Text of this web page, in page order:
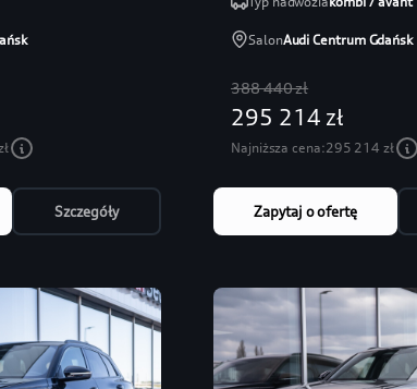
Szczegóły
SalonAudi Centrum Gdańsk
388 440 zł
295 214 zł
Najniższa cena:295 214 zł
Zapytaj o ofertę